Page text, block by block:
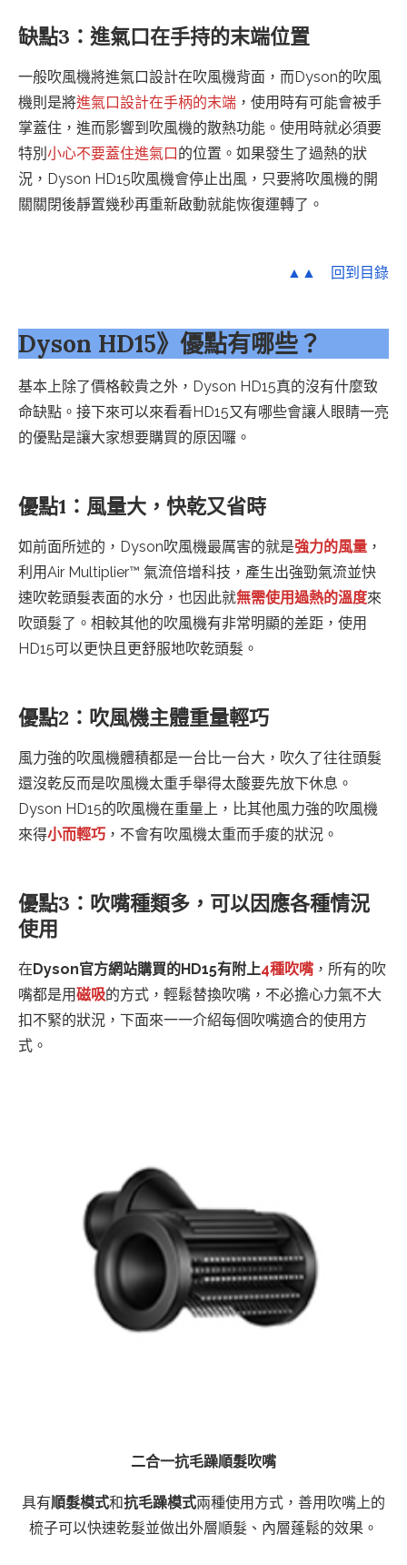
缺點3：進氣口在手持的末端位置
一般吹風機將進氣口設計在吹風機背面，而Dyson的吹風
機則是將進氣口設計在手柄的末端 ，使用時有可能會被手
掌蓋住，進而影響到吹風機的散熱功能。使用時就必須要
特別 小心不要蓋住進氣口的位置。如果發生了過熱的狀
況，Dyson HD15吹風機會停止出風，只要將吹風機的開
關關閉後靜置幾秒再重新啟動就能恢復運轉了。
▲▲ 回到目錄
Dyson HD15》優點有哪些？
基本上除了價格較貴之外，Dyson HD15真的沒有什麼致
命缺點。接下來可以來看看HD15又有哪些會讓人眼睛一亮
的優點是讓大家想要購買的原因囉。
優點1：風量大，快乾又省時
如前面所述的，Dyson吹風機最厲害的就是強力的風量 ，
利用Air Multiplier™ 氣流倍增科技，產生出強勁氣流並快
速吹乾頭髮表面的水分，也因此就無需使用過熱的溫度來
吹頭髮了。相較其他的吹風機有非常明顯的差距，使用
HD15可以更快且更舒服地吹乾頭髮。
優點2：吹風機主體重量輕巧
風力強的吹風機體積都是一台比一台大，吹久了往往頭髮
還沒乾反而是吹風機太重手舉得太酸要先放下休息。
Dyson HD15的吹風機在重量上，比其他風力強的吹風機
來得小而輕巧 ，不會有吹風機太重而手痠的狀況。
優點3：吹嘴種類多，可以因應各種情況
使用
在Dyson官方網站購買的HD15有附上4種吹嘴 ，所有的吹
嘴都是用磁吸的方式，輕鬆替換吹嘴，不必擔心力氣不大
扣不緊的狀況，下面來一一介紹每個吹嘴適合的使用方
式。
二合一抗毛躁順髮吹嘴
具有順髮模式和抗毛躁模式兩種使用方式，善用吹嘴上的
梳子可以快速乾髮並做出外層順髮、內層蓬鬆的效果。